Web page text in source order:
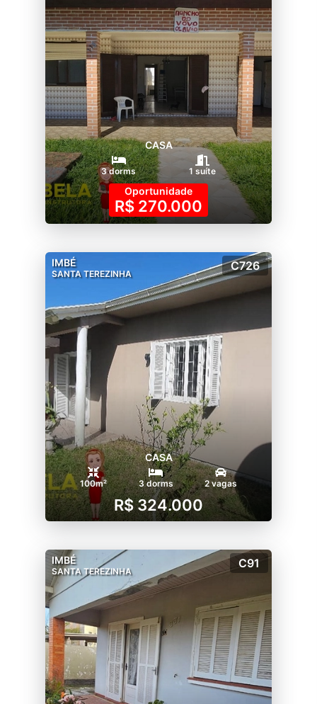
CASA
3 dorms 1 suíte
Oportunidade
R$ 270.000
IMBÉ
SANTA TEREZINHA
C726
CASA
100m² 3 dorms 2 vagas
R$ 324.000
IMBÉ
SANTA TEREZINHA
C91